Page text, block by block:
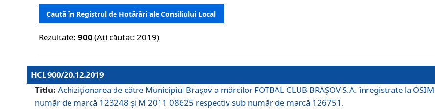
Caută în Registrul de Hotărâri ale Consiliului Local
Rezultate:900 (Ați căutat: 2019)
HCL 900/20.12.2019
Titlu: Achiziționarea de către Municipiul Brașov a mărcilor FOTBAL CLUB BRAȘOV S.A. înregistrate la
număr de marcă 123248 și M 2011 08625 respectiv sub număr de marcă 126751.